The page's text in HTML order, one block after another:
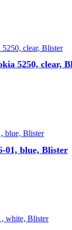
5250, clear,
01, blue, Blister